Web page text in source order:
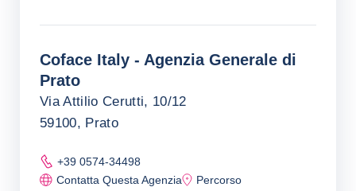
Coface Italy - Agenzia Generale di
Prato
Via Attilio Cerutti, 10/12
59100, Prato
+39 0574-34498
Contatta Questa Agenzia
Percorso